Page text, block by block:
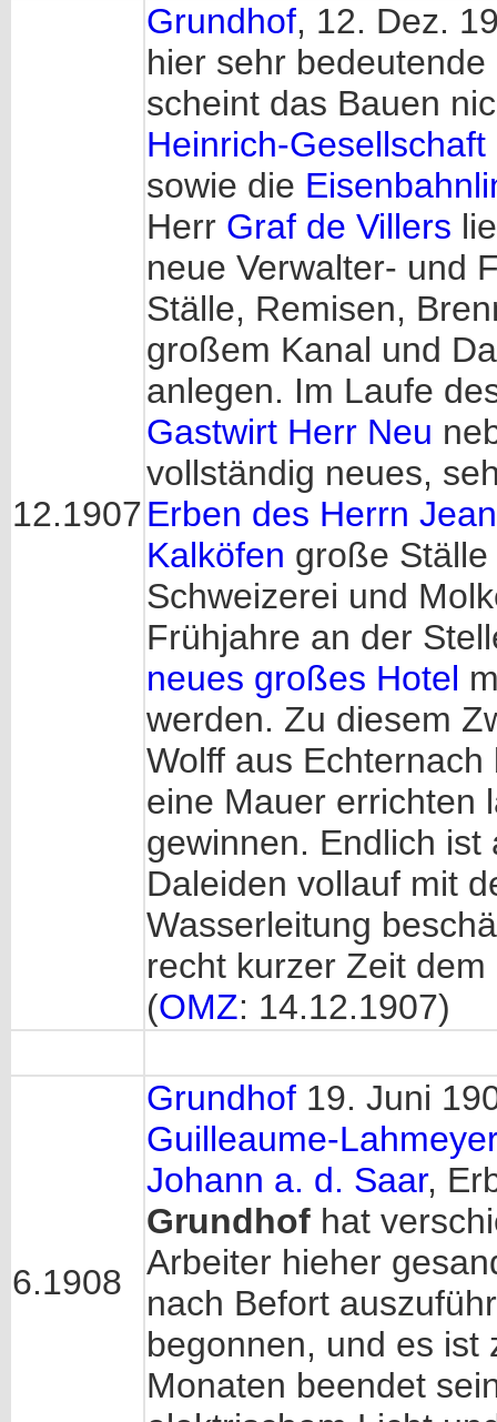
12.1907
Grundhof, 12. Dez.
hier sehr
scheint das Bauen
Heinrich-Gesellschaft
sowie die
Herr Graf de Villers
neue Verwalter- und
Ställe, Remisen,
großem Kanal und
anlegen. Im Laufe
Gastwirt Herr Neu
vollständig neues,
Erben des Herrn
Kalköfen große
Schweizerei und
Frühjahre an der
neues großes Hotel
werden. Zu diesem
Wolff aus
eine Mauer errichten
gewinnen. Endlich
Daleiden vollauf mit
Wasserleitung
recht kurzer Zeit
(OMZ: 14.12.1907)
6.1908
Grundhof 19. Juni
Guilleaume-
Johann a. d. Saar,
Grundhof hat
Arbeiter hieher
nach Befort
begonnen, und es ist
Monaten beendet